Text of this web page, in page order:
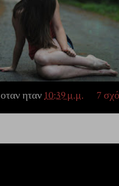
οταν ηταν10:39 μ.μ. 7